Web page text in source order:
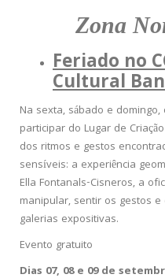
Zona
Feriado no
Cultural
Na sexta, sábado e
participar do Lugar de
dos ritmos e gestos
sensíveis: a experiência
Ella Fontanals-Cisneros, a
manipular, sentir os gestos
galerias expositivas.
Evento gratuito
Dias 07, 08 e 09 de